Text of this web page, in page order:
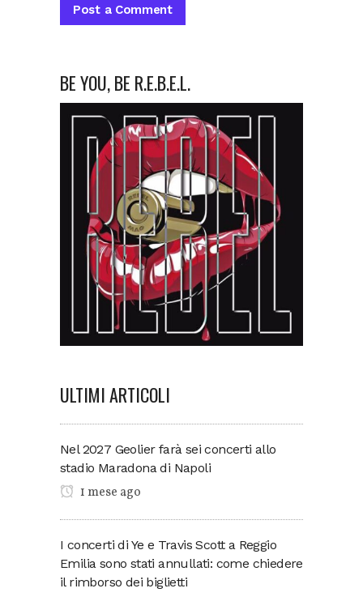
BE YOU, BE R.E.B.E.L.
ULTIMI ARTICOLI
Nel 2027 Geolier farà sei concerti allo
stadio Maradona di Napoli
1 mese ago
I concerti di Ye e Travis Scott a Reggio
Emilia sono stati annullati: come chiedere
il rimborso dei biglietti